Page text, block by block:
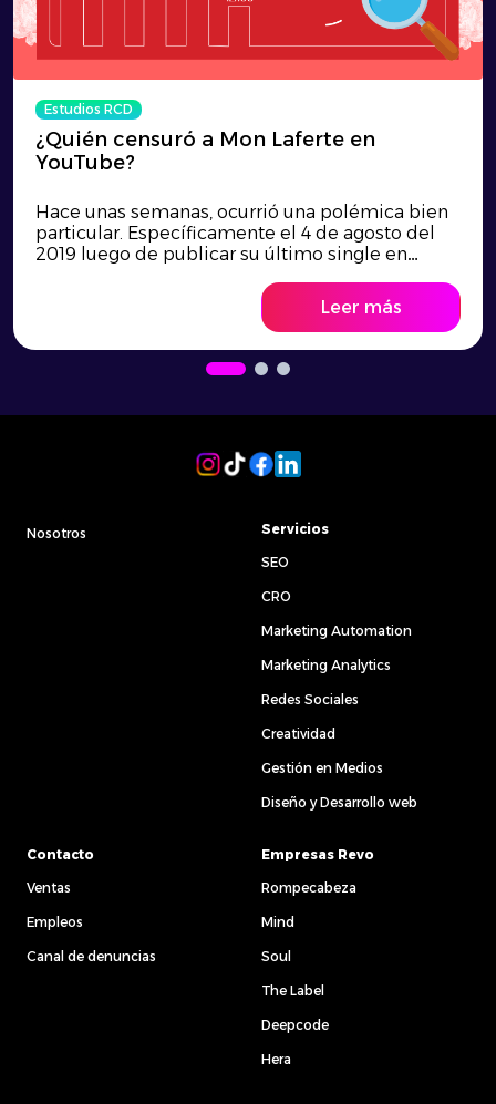
Estudios RCD
¿Quién censuró a Mon Laferte en
YouTube?
Hace unas semanas, ocurrió una polémica bien
particular. Específicamente el 4 de agosto del
2019 luego de publicar su último single en
censura por parte de la plataforma digital. Mon
Laferte y las redes neuronales Al toparme con la
molestia de much@s por esto, tanto en redes
Leer más
Nosotros
Servicios
SEO
CRO
Marketing Automation
Marketing Analytics
Redes Sociales
Creatividad
Gestión en Medios
Diseño y Desarrollo web
Contacto
Ventas
Empleos
Canal de denuncias
Empresas Revo
Rompecabeza
Mind
Soul
The Label
Deepcode
Hera